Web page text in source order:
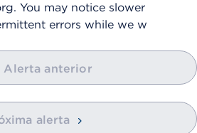
You may notice slower
errors while we w
Alerta anterior
alerta